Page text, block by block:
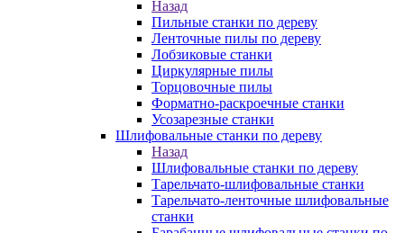
Назад
Пильные станки по дереву
Ленточные пилы по дереву
Лобзиковые станки
Циркулярные пилы
Торцовочные пилы
Форматно-раскроечные станки
Усозарезные станки
Шлифовальные станки по дереву
Назад
Шлифовальные станки по дереву
Тарельчато-шлифовальные станки
Тарельчато-ленточные шлифовальные
станки